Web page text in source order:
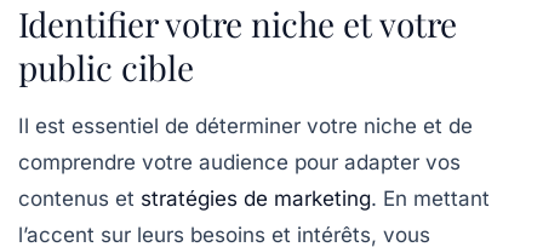
Identifier votre niche et votre
public cible
Il est essentiel de déterminer votre niche et de
comprendre votre audience pour adapter vos
contenus et stratégies de marketing. En mettant
l’accent sur leurs besoins et intérêts, vous